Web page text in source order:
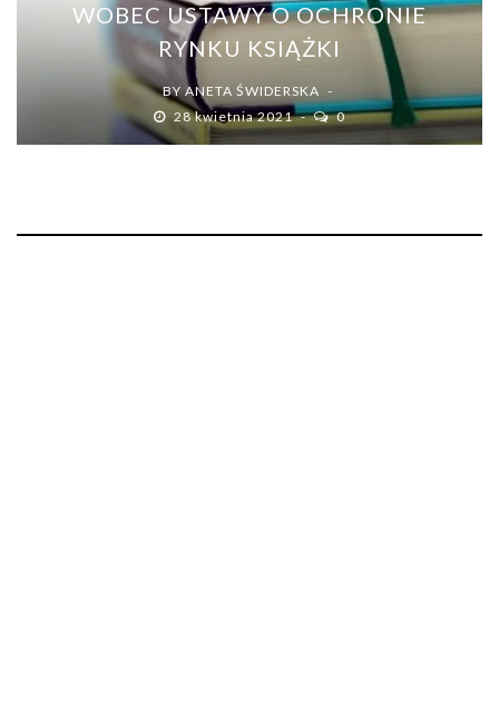
WOBEC USTAWY O OCHRONIE
RYNKU KSIĄŻKI
BYANETA ŚWIDERSKA
28 kwietnia 2021
0